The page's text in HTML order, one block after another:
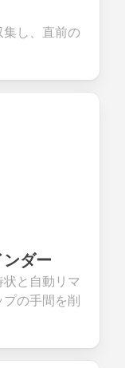
し、直前の
ダー
と自動リマ
の手間を削